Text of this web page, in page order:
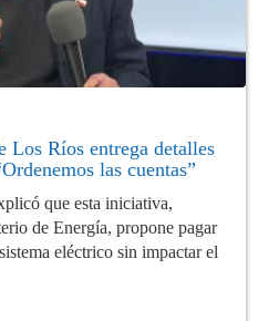
Los Ríos entrega detalles
las cuentas”
que esta iniciativa,
de Energía, propone pagar
eléctrico sin impactar el